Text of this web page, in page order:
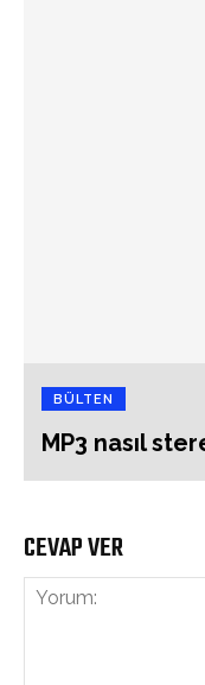
BÜLTEN
MP3 nasıl
CEVAP VER